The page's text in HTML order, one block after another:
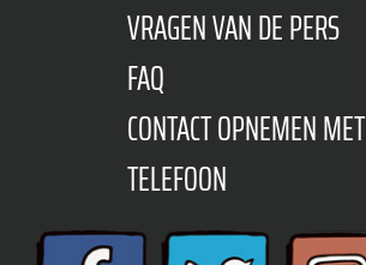
VRAGEN VAN DE PERS
FAQ
CONTACT OPNEMEN MET
TELEFOON